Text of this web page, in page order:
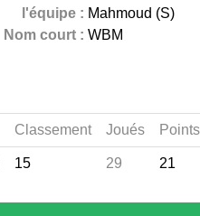
l'équipe : Mahmoud (S)
Nom court : WBM
Classement Joués Points
15 29 21